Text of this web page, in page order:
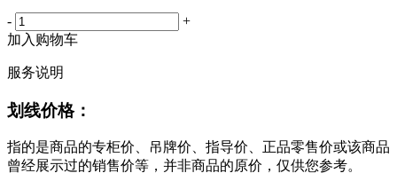
-
+
加入购物车
服务说明
划线价格：
指的是商品的专柜价、吊牌价、指导价、正品零售价或该商品
曾经展示过的销售价等，并非商品的原价，仅供您参考。